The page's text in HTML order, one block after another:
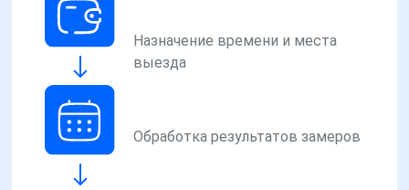
Назначение времени и места
выезда
Обработка результатов замеров